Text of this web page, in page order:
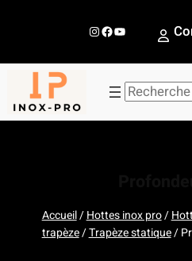
InstagramFacebook YouTube
R
c
h
Accueil/Hottes inox pro/
trapèze/Trapèze statique/